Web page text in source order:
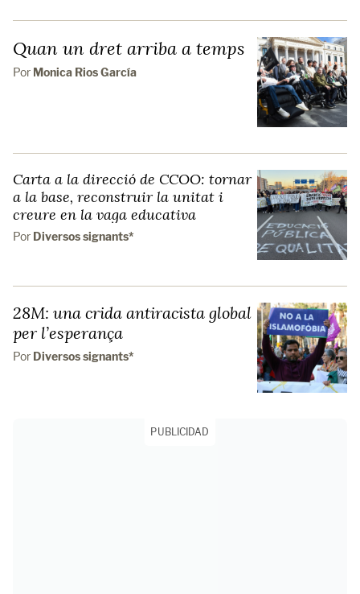
Quan un dret arriba a temps
Por Monica Rios García
Carta a la direcció de CCOO: tornar
a la base, reconstruir la unitat i
creure en la vaga educativa
Por Diversos signants*
28M: una crida antiracista global
per l’esperança
Por Diversos signants*
PUBLICIDAD